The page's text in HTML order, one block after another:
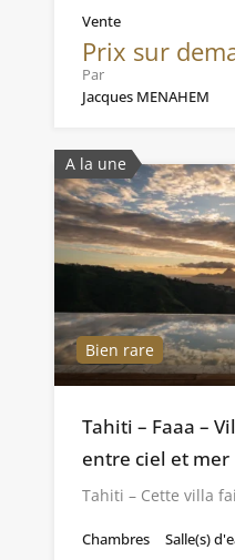
Vente
Prix sur
Par
Jacques MENAHEM
A la une
Bien rare
Tahiti – Faaa –
entre ciel et mer
Tahiti – Cette villa
Chambres
Salle(s)